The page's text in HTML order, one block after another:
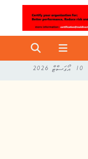
10 އޯގަސްޓް 2026